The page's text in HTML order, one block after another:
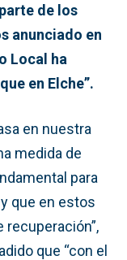
de los
anunciado en
Local ha
en Elche”.
en nuestra
medida de
para
que en estos
que “con el